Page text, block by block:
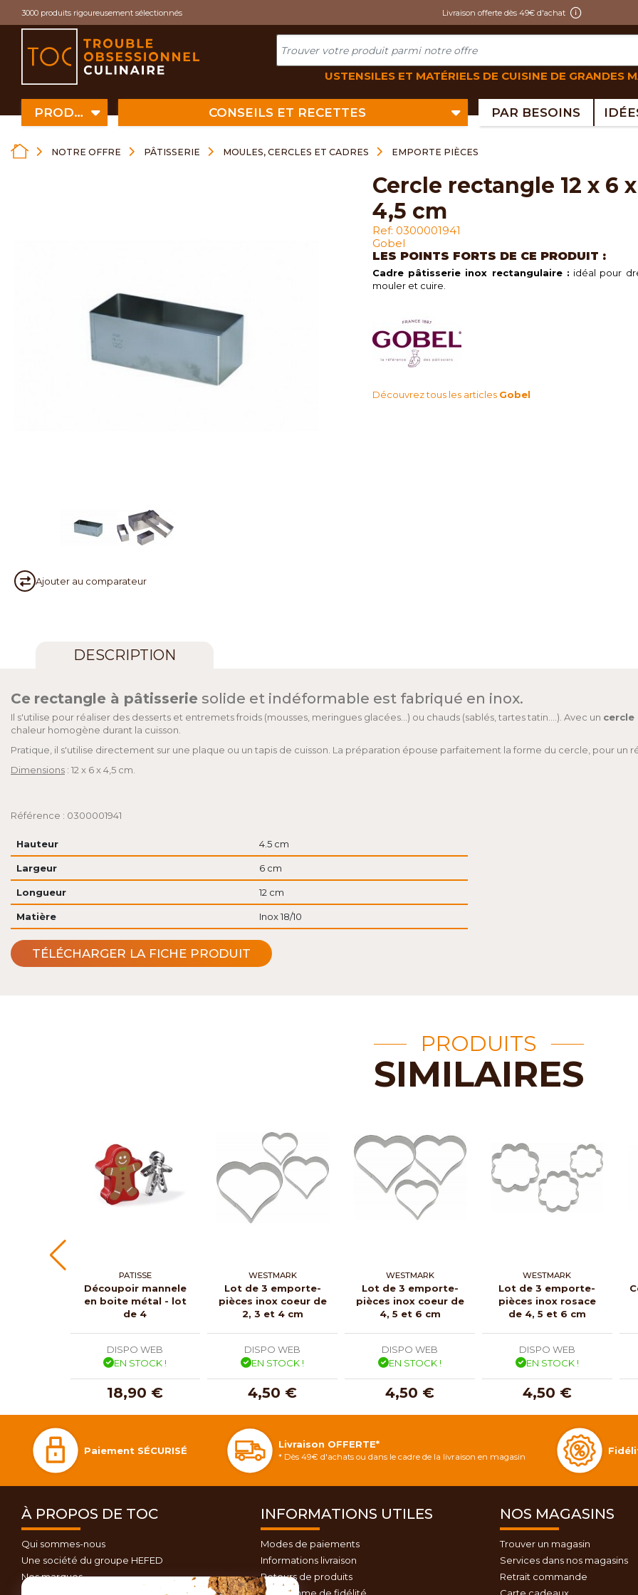
3000 produits rigoureusement sélectionnés Livraison offerte dès 49€ d'achat
USTENSILES ET MATÉRIELS DE CUISINE DE GRANDES
PRODUITS CONSEILS ET RECETTES PAR BESOINS
NOTRE OFFRE PÂTISSERIE MOULES, CERCLES ET CADRES EMPORTE PIÈCES
Ajouter au comparateur
cercle rectangle 12 x 6 x
4,5 cm
Ref: 0300001941
Gobel
LES POINTS FORTS DE CE PRODUIT :
Cadre pâtisserie inox rectangulaire : idéal pour
mouler et cuire.
Découvrez tous les articles Gobel
DESCRIPTION
Ce rectangle à pâtisserie solide et indéformable est fabriqué en inox.
Il s'utilise pour réaliser des desserts et entremets froids (mousses, meringues glacées...) ou chauds (sablés, tartes tatin....). Avec un cercle
chaleur homogène durant la cuisson.
Pratique, il s'utilise directement sur une plaque ou un tapis de cuisson. La préparation épouse parfaitement la forme du cercle, pour un
Dimensions : 12 x 6 x 4,5 cm.
Référence : 0300001941
Hauteur 4.5 cm
Largeur 6 cm
Longueur 12 cm
Matière Inox 18/10
TÉLÉCHARGER LA FICHE PRODUIT
PRODUITS
SIMILAIRES
PATISSE
Découpoir mannele
en boite métal - lot
de 4
DISPO WEB
EN STOCK !
18,90 €
WESTMARK
Lot de 3 emporte-
pièces inox coeur de
2, 3 et 4 cm
DISPO WEB
EN STOCK !
4,50 €
WESTMARK
Lot de 3 emporte-
pièces inox coeur de
4, 5 et 6 cm
DISPO WEB
EN STOCK !
4,50 €
WESTMARK
Lot de 3 emporte-
pièces inox rosace
de 4, 5 et 6 cm
DISPO WEB
EN STOCK !
4,50 €
Paiement SÉCURISÉ
Livraison OFFERTE*
* Dès 49€ d'achats ou dans le cadre de la livraison en magasin
À PROPOS DE TOC
Qui sommes-nous
Une société du groupe HEFED
Nos marques
INFORMATIONS UTILES
Modes de paiements
Informations livraison
Retours de produits
NOS MAGASINS
Trouver un magasin
Services dans nos magasins
Retrait commande